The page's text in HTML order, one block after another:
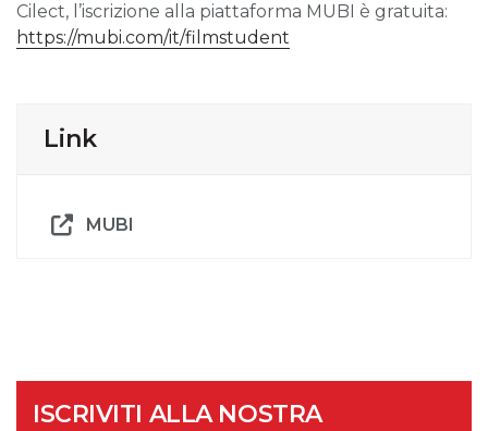
Cilect, l’iscrizione alla piattaforma MUBI è gratuita:
https://mubi.com/it/filmstudent
Link
MUBI
ISCRIVITI ALLA NOSTRA